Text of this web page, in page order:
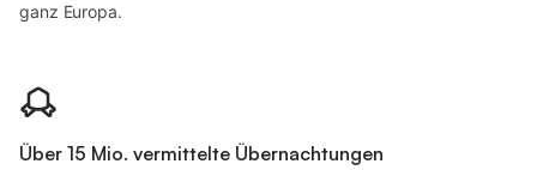
ganz Europa.
Über 15 Mio. vermittelte Übernachtungen